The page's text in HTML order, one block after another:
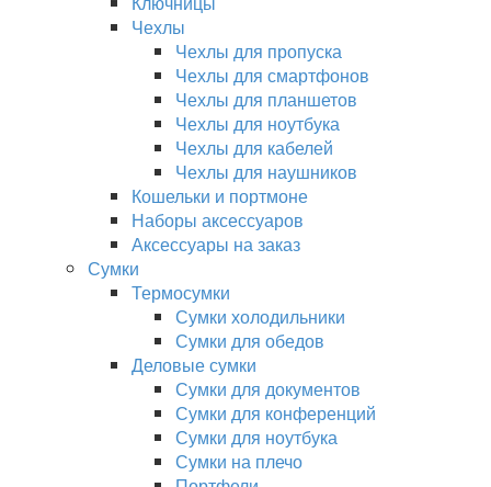
Чехлы
Чехлы для пропуска
Чехлы для смартфонов
Чехлы для планшетов
Чехлы для ноутбука
Чехлы для кабелей
Чехлы для наушников
Кошельки и портмоне
Наборы аксессуаров
Аксессуары на заказ
Сумки
Термосумки
Сумки холодильники
Сумки для обедов
Деловые сумки
Сумки для документов
Сумки для конференций
Сумки для ноутбука
Сумки на плечо